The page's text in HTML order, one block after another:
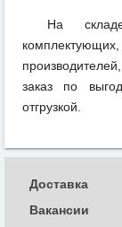
На
заказ по
отгрузкой.
Доставка
Вакансии